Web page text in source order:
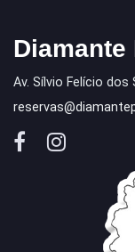
Diamante
Av. Sílvio Felício